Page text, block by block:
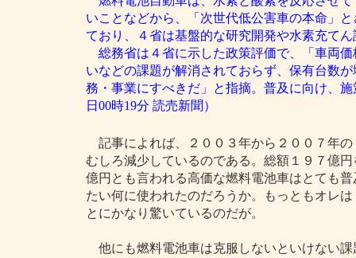
いことなどから、「次世代低公害車の本命」
ており、４省は基盤的な研究開発や水素充て
総務省は４省に示した政策評価で、「車両
いなどの課題が解消されておらず、保有台数
務・事業にすべきだ」と指摘。普及に向け、
日00時19分 読売新聞）
記事によれば、２００３年から２００７年の
むしろ減少しているのである。総額１９７億
億円とも言われる高価な燃料電池車はとても
たい何に使われたのだろうか。もっともオレ
とにかなり驚いているのだが。
他にも燃料電池車は克服しないといけない